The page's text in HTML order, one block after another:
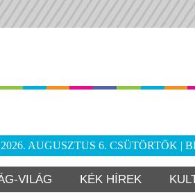
2026. AUGUSZTUS 6. CSÜTÖRTÖK |
VILÁG KÉK HÍREK